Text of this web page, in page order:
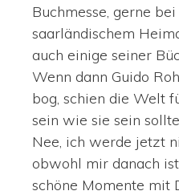
Buchmesse, gerne
saarländischem
auch einige seiner
Wenn dann Guido
bog, schien die Welt
sein wie sie sein
Nee, ich werde jetzt
obwohl mir danach
schöne Momente mit